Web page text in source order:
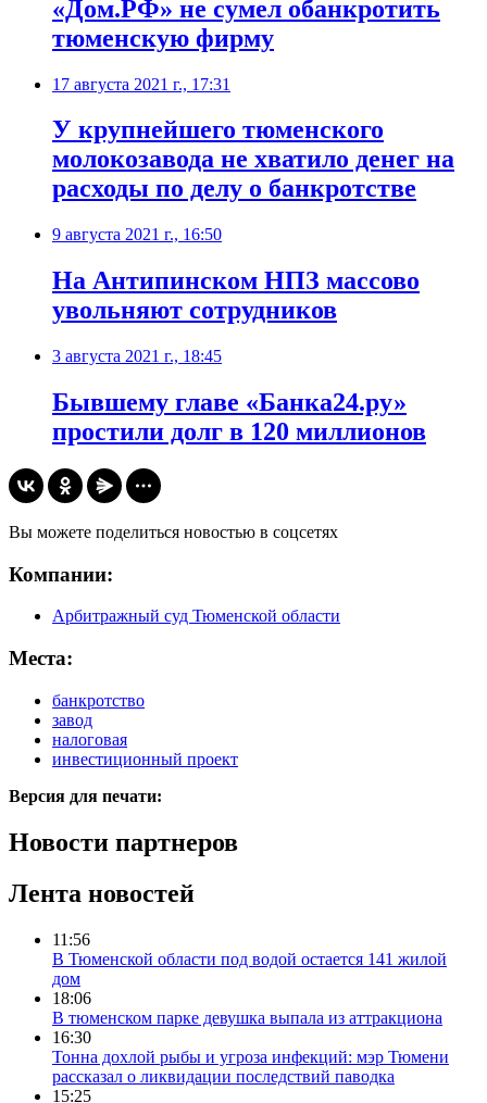
«Дом.РФ» не сумел обанкротить
тюменскую фирму
17 августа 2021 г., 17:31
У крупнейшего тюменского
молокозавода не хватило денег на
расходы по делу о банкротстве
9 августа 2021 г., 16:50
​На Антипинском НПЗ массово
увольняют сотрудников
3 августа 2021 г., 18:45
Бывшему главе «Банка24.ру»
простили долг в 120 миллионов
Вы можете поделиться новостью в соцсетях
Компании:
Арбитражный суд Тюменской области
Места:
банкротство
завод
налоговая
инвестиционный проект
Версия для печати:
Новости партнеров
Лента новостей
11:56
В Тюменской области под водой остается 141 жилой
дом
18:06
В тюменском парке девушка выпала из аттракциона
16:30
Тонна дохлой рыбы и угроза инфекций: мэр Тюмени
рассказал о ликвидации последствий паводка
15:25